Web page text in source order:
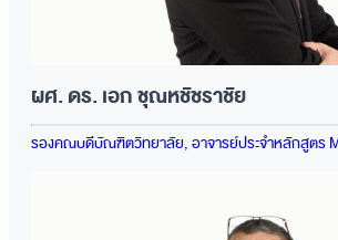
ผศ. ดร. เอก ชุณหชัชราชัย
รองคณบดีบัณฑิตวิทยาลัย, อาจารย์ประจำหลักสูตร